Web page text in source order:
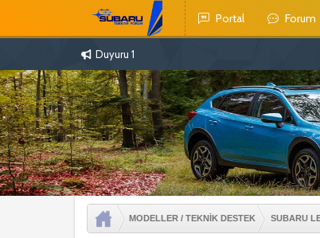
Portal Forum
Duyuru 1
MODELLER / TEKNİK DESTEK SUBARU